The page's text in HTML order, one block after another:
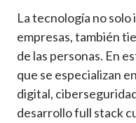
La tecnología no solo
empresas, también
de las personas. En
que se especializan
digital,
desarrollo full stack